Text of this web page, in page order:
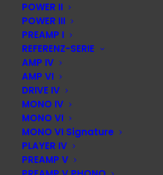
POWER II
POWER III
PREAMP I
REFERENZ-SERIE
AMP IV
AMP VI
DRIVE IV
MONO IV
MONO VI
MONO VI Signature
PLAYER IV
PREAMP V
Audiotechnique 478